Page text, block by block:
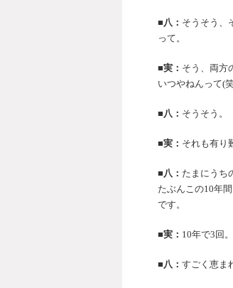
■八： そうそう、
って。
■実： そう、両方
いつやねんって(笑
■八： そうそう。
■実： それも有り
■八： たまにうち
たぶんこの10年
です。
■実： 10年で3回
■八： すごく恵ま